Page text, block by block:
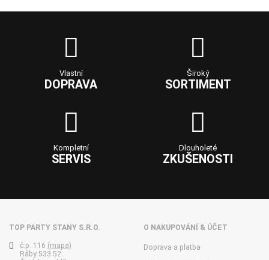
Vlastní
DOPRAVA
Široký
SORTIMENT
Kompletní
SERVIS
Dlouholeté
ZKUŠENOSTI
TOP PARTY STANY S.R.O.
č.p. 116 (mapa)
Ráby 533 52
O NAKUPOVÁNÍ & ÚČET
Doprava a platba